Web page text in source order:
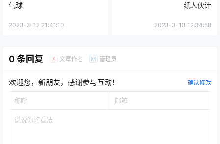
气球
2023-3-12 21:41:10
纸人伙计
2023-3-13 12:34:58
0 条回复 A 文章作者 M 管理员
欢迎您，新朋友，感谢参与互动！ 确认修改